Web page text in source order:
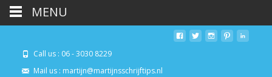
Call us : 06 - 3030 8229
Mail us : martijn@martijnsschrijftips.nl
MENU